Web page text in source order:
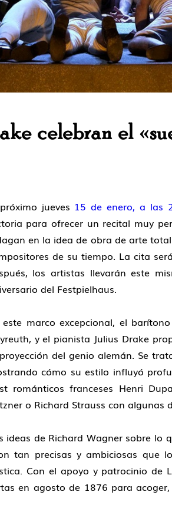
celebran el
jueves 15 de enero, a las
para ofrecer un recital muy
en la idea de obra de arte
de su tiempo. La cita
los artistas llevarán este
del Festpielhaus.
este marco excepcional, el barítono
y el pianista Julius Drake
del genio alemán. Se
cómo su estilo influyó
románticos franceses Henri
o Richard Strauss con algunas
ideas de Richard Wagner sobre lo
tan precisas y ambiciosas que
Con el apoyo y patrocinio de
en agosto de 1876 para